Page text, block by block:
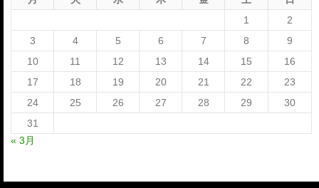
1
2
3
4 5 6 7 8
9
10
11 12 13 14 15
16
17
18 19 20 21 22
23
24
25 26 27 28 29
30
31
« 3月